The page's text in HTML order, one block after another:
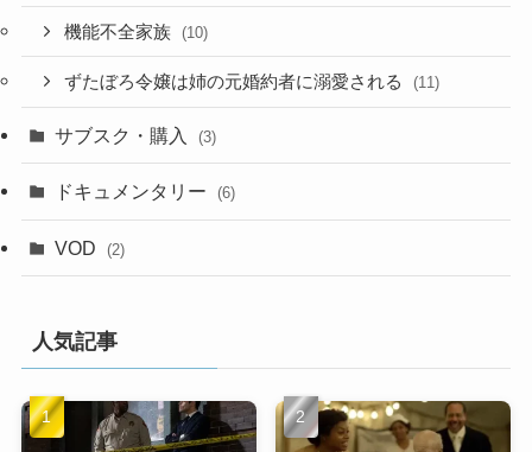
機能不全家族 (10)
ずたぼろ令嬢は姉の元婚約者に溺愛される (11)
サブスク・購入 (3)
ドキュメンタリー (6)
VOD (2)
人気記事